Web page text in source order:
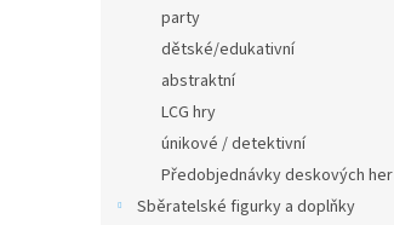
party
dětské/edukativní
abstraktní
LCG hry
únikové / detektivní
Předobjednávky deskových her
Sběratelské figurky a doplňky